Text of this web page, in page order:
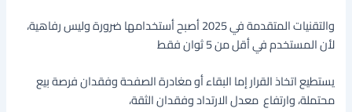
والتقنيات المتقدمة في 2025 أصبح أستخدامها ضرورة وليس رفاهية،
لأن المستخدم في أقل من 5 ثوان فقط
يستطيع اتخاذ القرار إما البقاء أو مغادرة الصفحة وفقدان فرصة بيع
محتملة، وارتفاع معدل الارتداد وفقدان الثقة،